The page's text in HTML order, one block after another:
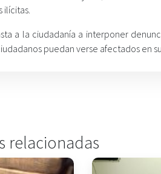
ilícitas.
a la ciudadanía a interponer
puedan verse afectados en
relacionadas